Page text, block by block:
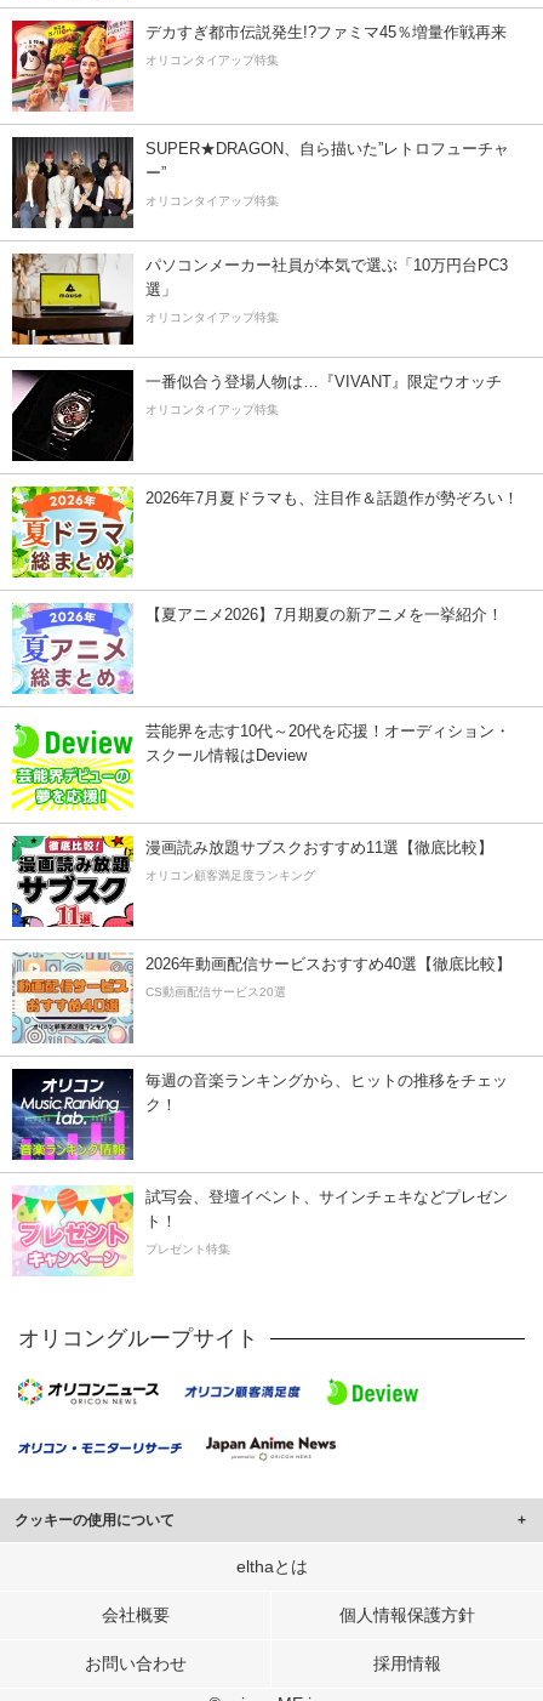
デカすぎ都市伝説発生!?ファミマ45％増量作戦再来
オリコンタイアップ特集
SUPER★DRAGON、自ら描いた”レトロフューチャ
ー”
オリコンタイアップ特集
パソコンメーカー社員が本気で選ぶ「10万円台PC3
選」
オリコンタイアップ特集
一番似合う登場人物は…『VIVANT』限定ウオッチ
オリコンタイアップ特集
2026年7月夏ドラマも、注目作＆話題作が勢ぞろい！
【夏アニメ2026】7月期夏の新アニメを一挙紹介！
芸能界を志す10代～20代を応援！オーディション・
スクール情報はDeview
漫画読み放題サブスクおすすめ11選【徹底比較】
オリコン顧客満足度ランキング
2026年動画配信サービスおすすめ40選【徹底比較】
CS動画配信サービス20選
毎週の音楽ランキングから、ヒットの推移をチェッ
ク！
試写会、登壇イベント、サインチェキなどプレゼン
ト！
プレゼント特集
オリコングループサイト
クッキーの使用について
このサイトでは Cookie を使用して、ユーザーに合わせたコンテンツや広告の
行っています。
メディアや広告配信、データ解析の各パートナーに提供しています。
elthaとは
会社概要 個人情報保護方針
お問い合わせ 採用情報